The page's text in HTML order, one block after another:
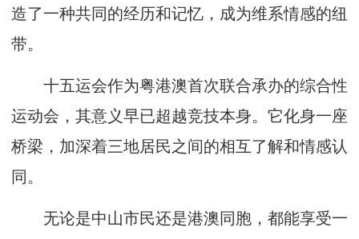
造了一种共同的经历和记忆，成为维系情感的纽
带。
十五运会作为粤港澳首次联合承办的综合性
运动会，其意义早已超越竞技本身。它化身一座
桥梁，加深着三地居民之间的相互了解和情感认
同。
无论是中山市民还是港澳同胞，都能享受一